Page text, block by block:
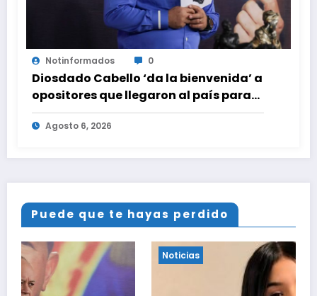
Notinformados 0
Diosdado Cabello ‘da la bienvenida’ a
opositores que llegaron al país para
diálogo con el gobierno
Agosto 6, 2026
Puede que te hayas perdido
Noticias